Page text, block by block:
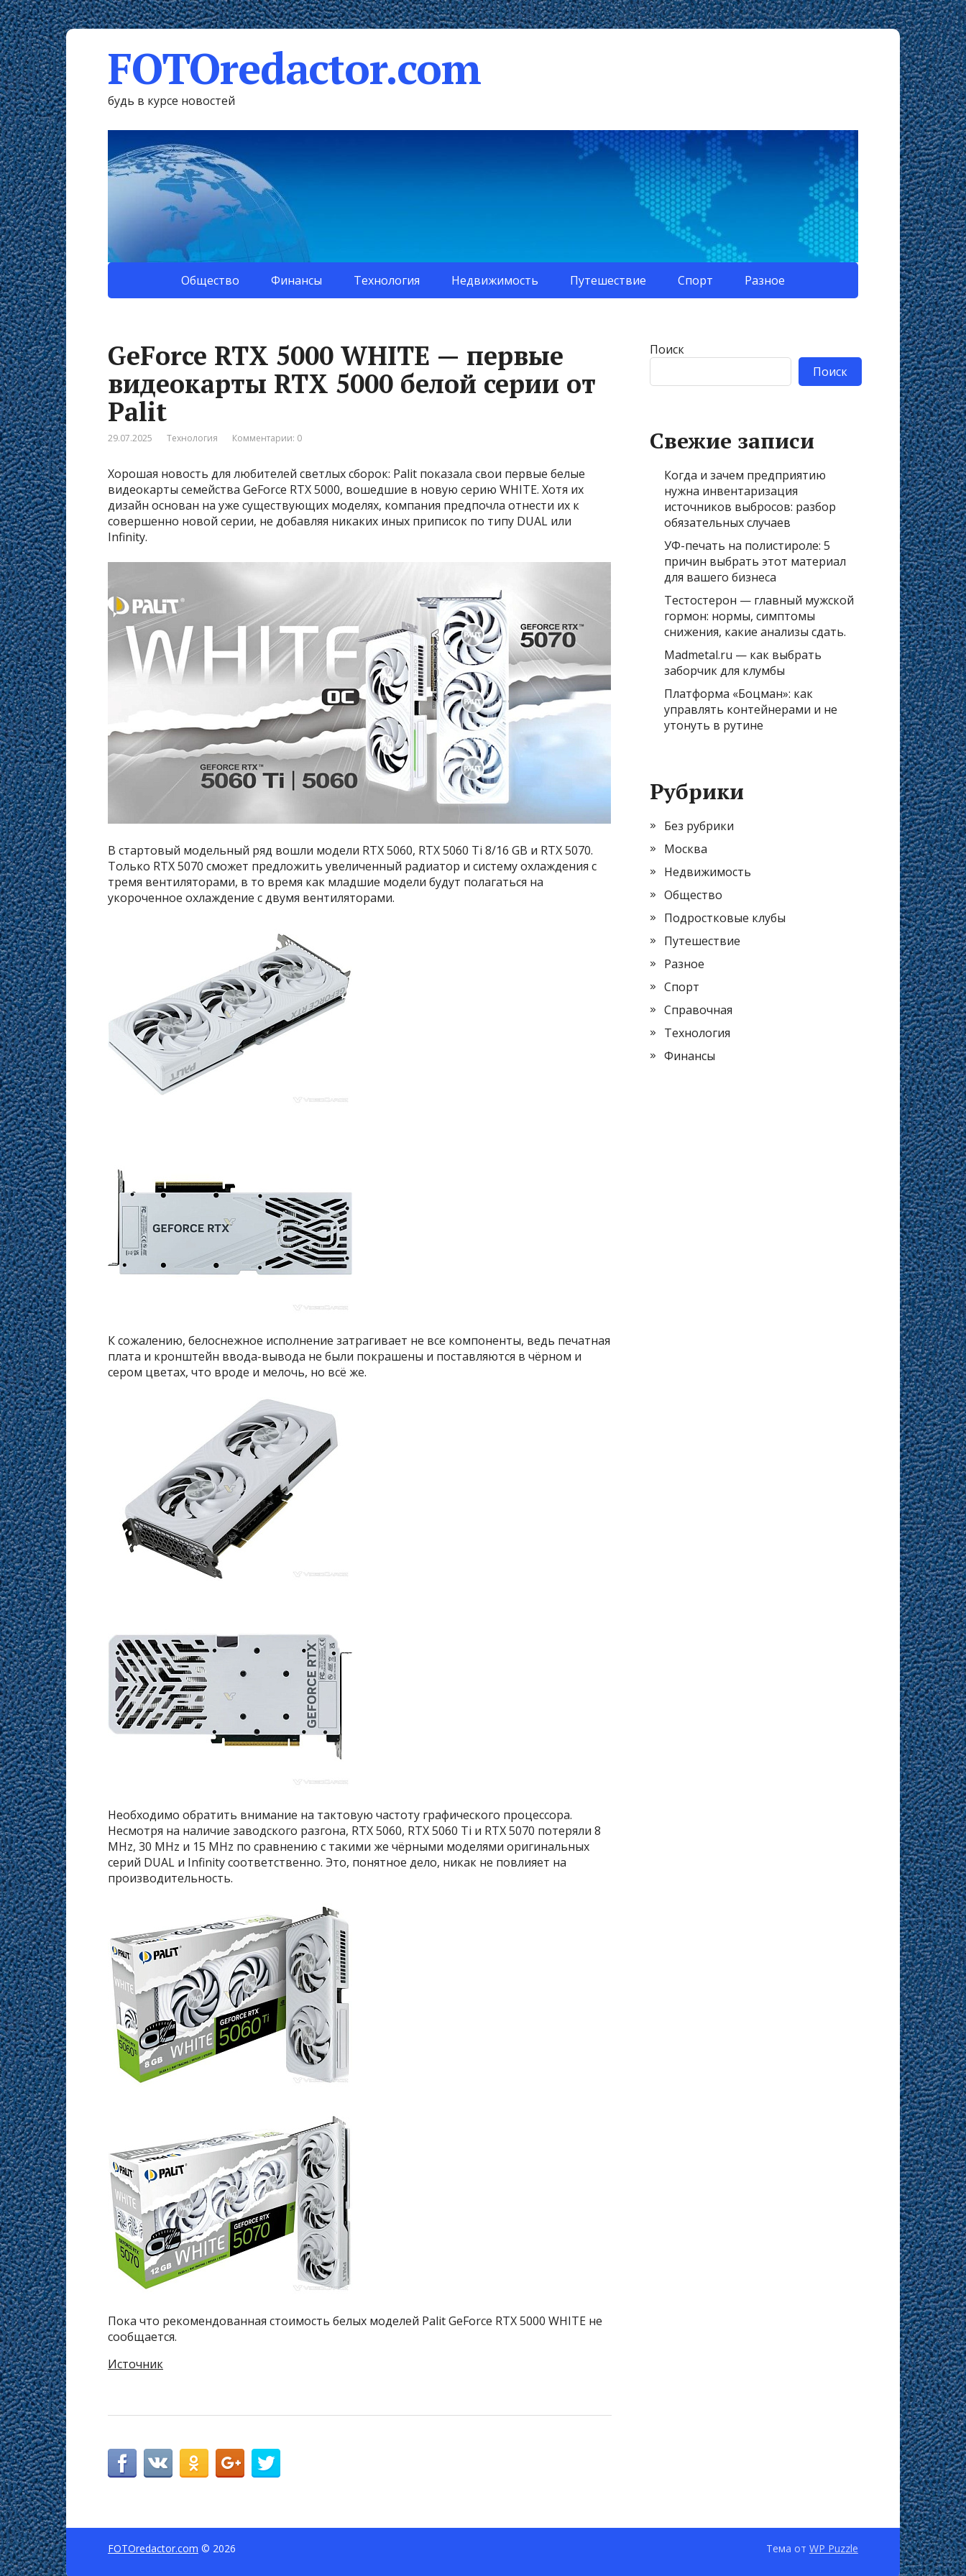
FOTOredactor.com
будь в курсе новостей
Общество Финансы Технология Недвижимость Путешествие Спорт Разное
GeForce RTX 5000 WHITE — первые
видеокарты RTX 5000 белой серии от
Palit
29.07.2025 Технология Комментарии: 0
Хорошая новость для любителей светлых сборок: Palit показала свои первые белые
видеокарты семейства GeForce RTX 5000, вошедшие в новую серию WHITE. Хотя их
дизайн основан на уже существующих моделях, компания предпочла отнести их к
совершенно новой серии, не добавляя никаких иных приписок по типу DUAL или
Infinity.
В стартовый модельный ряд вошли модели RTX 5060, RTX 5060 Ti 8/16 GB и RTX 5070.
Только RTX 5070 сможет предложить увеличенный радиатор и систему охлаждения с
тремя вентиляторами, в то время как младшие модели будут полагаться на
укороченное охлаждение с двумя вентиляторами.
К сожалению, белоснежное исполнение затрагивает не все компоненты, ведь печатная
плата и кронштейн ввода-вывода не были покрашены и поставляются в чёрном и
сером цветах, что вроде и мелочь, но всё же.
Необходимо обратить внимание на тактовую частоту графического процессора.
Несмотря на наличие заводского разгона, RTX 5060, RTX 5060 Ti и RTX 5070 потеряли 8
MHz, 30 MHz и 15 MHz по сравнению с такими же чёрными моделями оригинальных
серий DUAL и Infinity соответственно. Это, понятное дело, никак не повлияет на
производительность.
Пока что рекомендованная стоимость белых моделей Palit GeForce RTX 5000 WHITE не
сообщается.
Источник
Поиск
Поиск
Свежие записи
Когда и зачем предприятию
нужна инвентаризация
источников выбросов: разбор
обязательных случаев
УФ-печать на полистироле: 5
причин выбрать этот материал
для вашего бизнеса
Тестостерон — главный мужской
гормон: нормы, симптомы
снижения, какие анализы сдать.
Madmetal.ru — как выбрать
заборчик для клумбы
Платформа «Боцман»: как
управлять контейнерами и не
утонуть в рутине
Рубрики
Без рубрики
Москва
Недвижимость
Общество
Подростковые клубы
Путешествие
Разное
Спорт
Справочная
Технология
Финансы
FOTOredactor.com © 2026 Тема от WP Puzzle